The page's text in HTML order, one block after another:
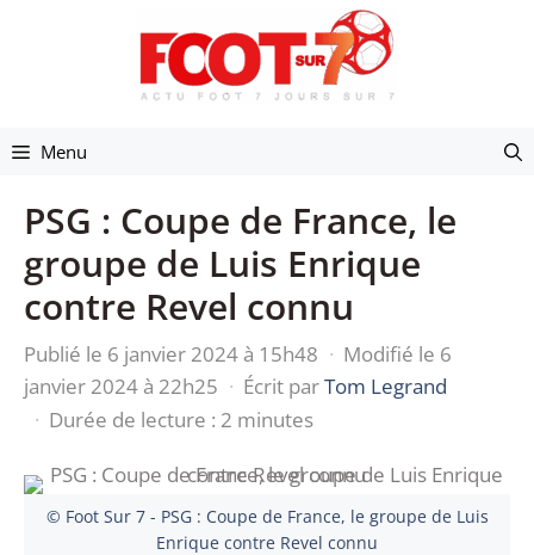
Menu
PSG : Coupe de France, le
groupe de Luis Enrique
contre Revel connu
Publié le 6 janvier 2024 à 15h48 · Modifié le 6
janvier 2024 à 22h25 · Écrit parTom Legrand
· Durée de lecture : 2 minutes
© Foot Sur 7 - PSG : Coupe de France, le groupe de Luis
Enrique contre Revel connu